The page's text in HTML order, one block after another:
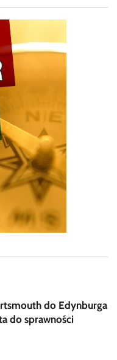
do Edynburga
do sprawności